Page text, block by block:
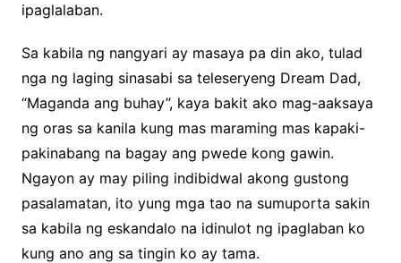
ipaglalaban.
Sa kabila ng nangyari ay masaya pa din ako, tulad
nga ng laging sinasabi sa teleseryeng Dream Dad,
“Maganda ang buhay”, kaya bakit ako mag-aaksaya
ng oras sa kanila kung mas maraming mas kapaki-
pakinabang na bagay ang pwede kong gawin.
Ngayon ay may piling indibidwal akong gustong
pasalamatan, ito yung mga tao na sumuporta sakin
sa kabila ng eskandalo na idinulot ng ipaglaban ko
kung ano ang sa tingin ko ay tama.